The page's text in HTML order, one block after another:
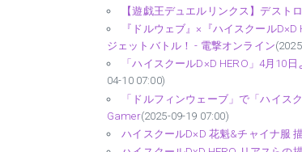
【遊戯王デュエルリンクス】デスト
『ドルウェブ』×『ハイスクール
ジェットバトル！ - 電撃オンライン
「ハイスクールD×D HERO」4月10
04-10 07:00)
「ドルフィンウェーブ」で「ハイス
Gamer(2025-09-19 07:00)
ハイスクールD×D 花魁&チャイナ服